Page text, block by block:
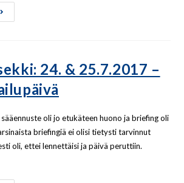
24. & 25.7.2017 –
oli jo etukäteen huono ja briefing oli
briefingiä ei olisi tietysti tarvinnut
oli, ettei lennettäisi ja päivä peruttiin.